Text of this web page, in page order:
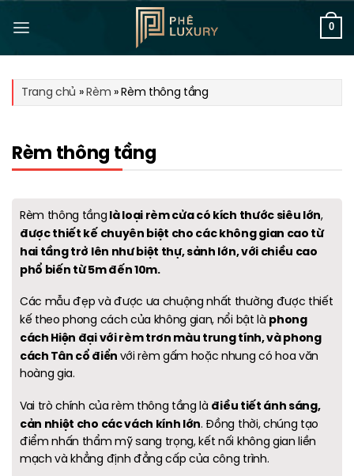
qua
0
Trang chủ »Rèm »Rèm thông tầng
Rèm thông tầng
Rèm thông tầnglà loại rèm cửa có kích thước siêu lớn,
được thiết kế chuyên biệt cho các không gian cao từ
hai tầng trở lên như biệt thự, sảnh lớn, với chiều cao
phổ biến từ 5m đến 10m.
Các mẫu đẹp vàđược ưa chuộng nhất thường được thiết
kế theo phong cách của không gian, nổi bật là phong
cách Hiện đại với rèm trơn màu trung tính, và phong
cách Tân cổ điểnvới rèm gấm hoặc nhung có hoa văn
hoàng gia.
Vai trò chính của rèm thông tầng là điều tiết ánh sáng,
cản nhiệt cho các vách kính lớn. Đồng thời, chúng tạo
điểm nhấn thẩm mỹ sang trọng, kết nối không gian liền
mạch và khẳng định đẳng cấp của công trình.